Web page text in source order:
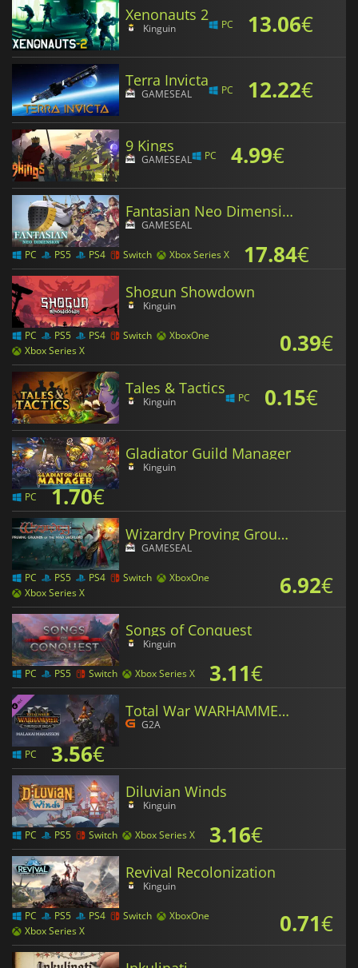
Xenonauts 2
Kinguin PC 13.06€
Terra Invicta
GAMESEAL PC 12.22€
9 Kings
GAMESEAL PC 4.99€
Fantasian Neo Dimension
GAMESEAL
PC PS5 PS4 Switch Xbox Series X 17.84€
Shogun Showdown
Kinguin
PC PS5 PS4 Switch
XboxOne
Xbox Series X
0.39€
Tales & Tactics
Kinguin PC 0.15€
Gladiator Guild Manager
Kinguin
PC 1.70€
Wizardry Proving Grounds of the Mad Overlord
GAMESEAL
PC PS5 PS4 Switch
XboxOne
Xbox Series X
6.92€
Songs of Conquest
Kinguin
PC PS5 Switch Xbox Series X 3.11€
Total War WARHAMMER III Malakai – Thrones of Decay
G2A
PC 3.56€
Diluvian Winds
Kinguin
PC PS5 Switch Xbox Series X 3.16€
Revival Recolonization
Kinguin
PC PS5 PS4 Switch
XboxOne
Xbox Series X
0.71€